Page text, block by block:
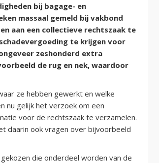
bij bagage- en
massaal gemeld bij vakbond
aan een collectieve rechtszaak te
te krijgen voor
zeshonderd extra
de rug en nek, waardoor
ze hebben gewerkt en welke
nu gelijk het verzoek om een
voor de rechtszaak te verzamelen.
daarin ook vragen over bijvoorbeeld
die onderdeel worden van de